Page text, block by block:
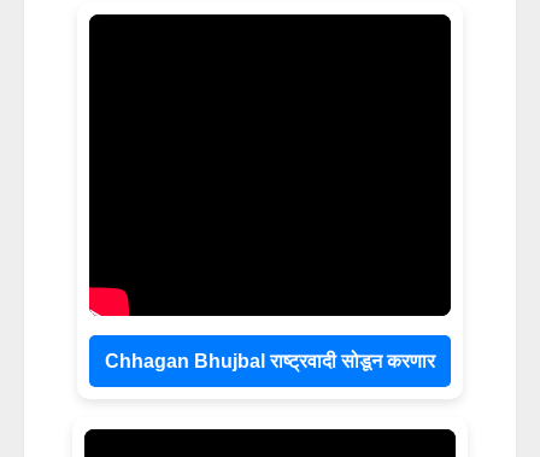
Chhagan Bhujbal राष्ट्रवादी सोडून करणार